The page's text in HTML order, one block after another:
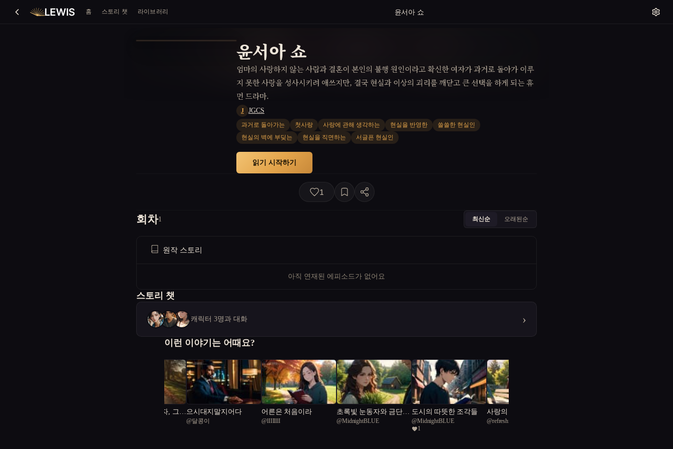
홈 스토리 챗 라이브러리 윤서아 쇼
윤서아 쇼
엄마의 사랑하지 않는 사람과 결혼이 본인의 불행 원인이라고 확신한 여자가 과거로 돌아가 이루
지 못한 사랑을 성사시키려 애쓰지만, 결국 현실과 이상의 괴리를 깨닫고 큰 선택을 하게 되는 휴
먼 드라마.
J JGCS
과거로 돌아가는 첫사랑 사랑에 관해 생각하는 현실을 반영한
쓸쓸한 현실인
현실의 벽에 부딪는
현실을 직면하는 서글픈 현실인
읽기 시작하기
1
회차1 최신순 오래된순
원작 스토리
아직 연재된 에피소드가 없어요
스토리 챗
캐릭터 3명과 대화 ›
이런 이야기는 어때요?
피해자에서 가해자, 그리으시대지말지어다
@달콩이
어른은 처음이라
@lIIIlllI
초록빛 눈동자와 금단의
탑
@MidnightBLUE
도시의 따뜻한 조각들
@MidnightBLUE
1
사랑의 기억을 되살리며
@refreshing Darwinopterus 80